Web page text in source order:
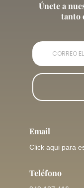
Únete a
tanto
Email
Click aqui para
Teléfono